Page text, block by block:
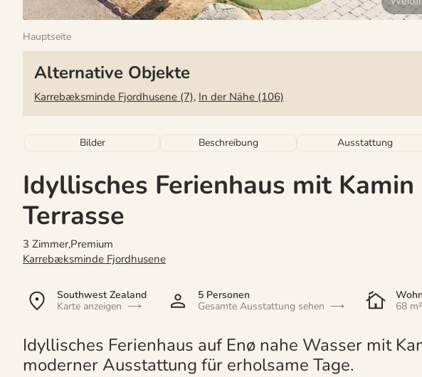
Hauptseite
Alternative Objekte
Karrebæksminde Fjordhusene (7), In der Nähe (106)
Bilder Beschreibung Ausstattung
Idyllisches Ferienhaus mit Kamin
Terrasse
3 Zimmer,Premium
Karrebæksminde Fjordhusene
Southwest Zealand
Karte anzeigen
5 Personen
Gesamte Ausstattung sehen
68 m²
Idyllisches Ferienhaus auf Enø nahe Wasser mit
moderner Ausstattung für erholsame Tage.